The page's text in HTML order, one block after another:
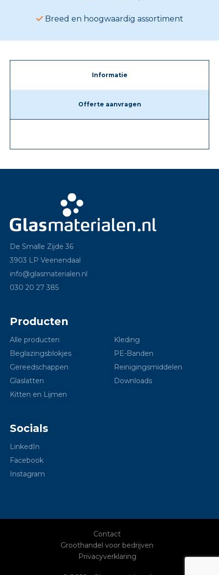
Breed en hoogwaardig assortiment
Informatie
Offerte aanvragen
De Smalle Zijde 36
3903 LP Veenendaal
info@glasmaterialen.nl
030 20 27 385
Producten
Alle producten
Beglazingsblokjes
Gereedschappen
Glaslatten
Kitten en Lijmen
Kleding
PE-Banden
Reinigingsmiddelen
Downloads
Socials
LinkedIn
Facebook
Instagram
Contact
Groothandel voor bedrijven
Privacyverklaring